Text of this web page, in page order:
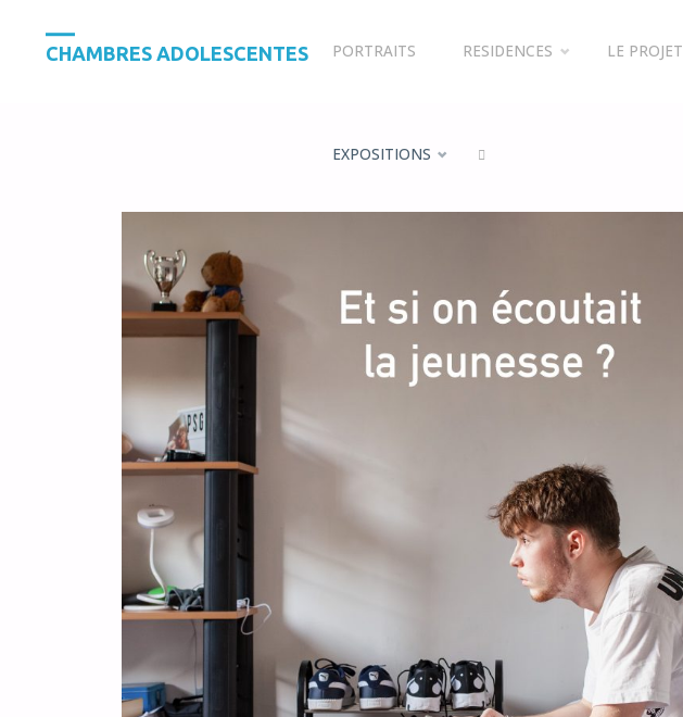
CHAMBRES ADOLESCENTES PORTRAITS RESIDENCES LE PROJET
EXPOSITIONS